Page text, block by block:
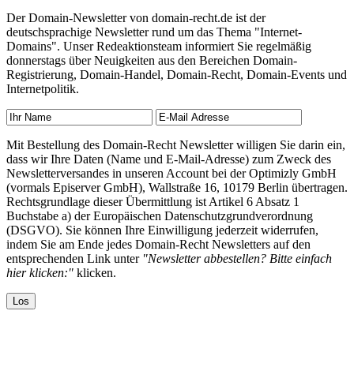
Der Domain-Newsletter von domain-recht.de ist der
deutschsprachige Newsletter rund um das Thema "Internet-
Domains". Unser Redeaktionsteam informiert Sie regelmäßig
donnerstags über Neuigkeiten aus den Bereichen Domain-
Registrierung, Domain-Handel, Domain-Recht, Domain-Events und
Internetpolitik.
Mit Bestellung des Domain-Recht Newsletter willigen Sie darin ein,
dass wir Ihre Daten (Name und E-Mail-Adresse) zum Zweck des
Newsletterversandes in unseren Account bei der Optimizly GmbH
(vormals Episerver GmbH), Wallstraße 16, 10179 Berlin übertragen.
Rechtsgrundlage dieser Übermittlung ist Artikel 6 Absatz 1
Buchstabe a) der Europäischen Datenschutzgrundverordnung
(DSGVO). Sie können Ihre Einwilligung jederzeit widerrufen,
indem Sie am Ende jedes Domain-Recht Newsletters auf den
entsprechenden Link unter "Newsletter abbestellen? Bitte einfach
hier klicken:" klicken.